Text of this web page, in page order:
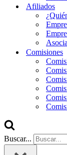
Afiliados
Comisiones
Buscar...